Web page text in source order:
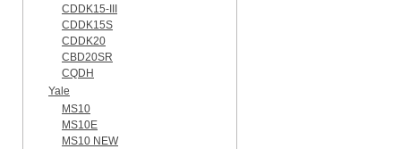
CDDK15-III
CDDK15S
CDDK20
CBD20SR
CQDH
Yale
MS10
MS10E
MS10 NEW